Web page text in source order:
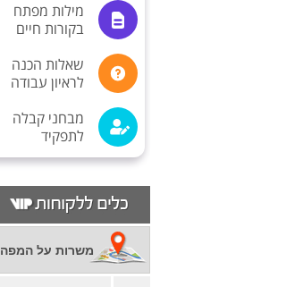
מילות מפתח
בקורות חיים
שאלות הכנה
לראיון עבודה
מבחני קבלה
לתפקיד
משרות על המפה